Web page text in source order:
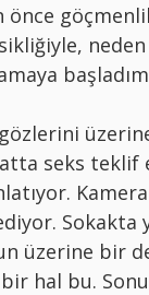
önce
neden
seks teklif
Sokakta
üzerine bir
hal bu.